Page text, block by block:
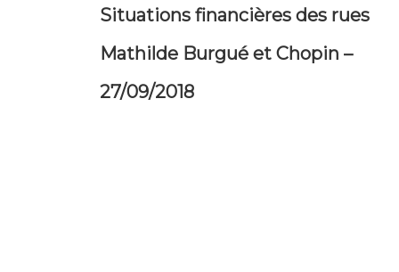
Situations financières des rues
Mathilde Burgué et Chopin –
27/09/2018